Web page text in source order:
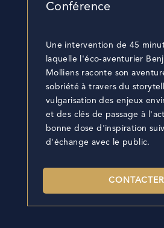
Conférence
Une intervention de 45
laquelle l'éco-aventurier
Molliens raconte son
sobriété à travers du
vulgarisation des enjeux
et des clés de passage à
bonne dose d'inspiration
d'échange avec le public.
CONTACTER